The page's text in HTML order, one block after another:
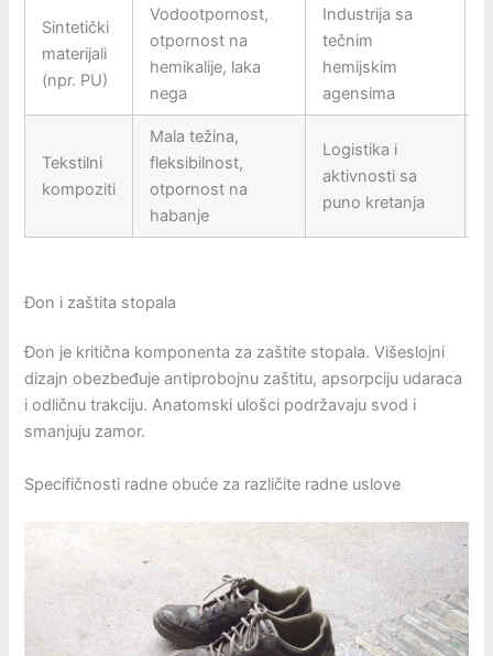
Sintetički
materijali
(npr. PU)
Vodootpornost,
otpornost na
hemikalije, laka
nega
Industrija sa
tečnim
hemijskim
agensima
Tekstilni
kompoziti
Mala težina,
fleksibilnost,
otpornost na
habanje
Logistika i
aktivnosti sa
puno kretanja
Đon i zaštita stopala
Đon je kritična komponenta za zaštite stopala. Višeslojni
dizajn obezbeđuje antiprobojnu zaštitu, apsorpciju udaraca
i odličnu trakciju. Anatomski ulošci podržavaju svod i
smanjuju zamor.
Specifičnosti radne obuće za različite radne uslove